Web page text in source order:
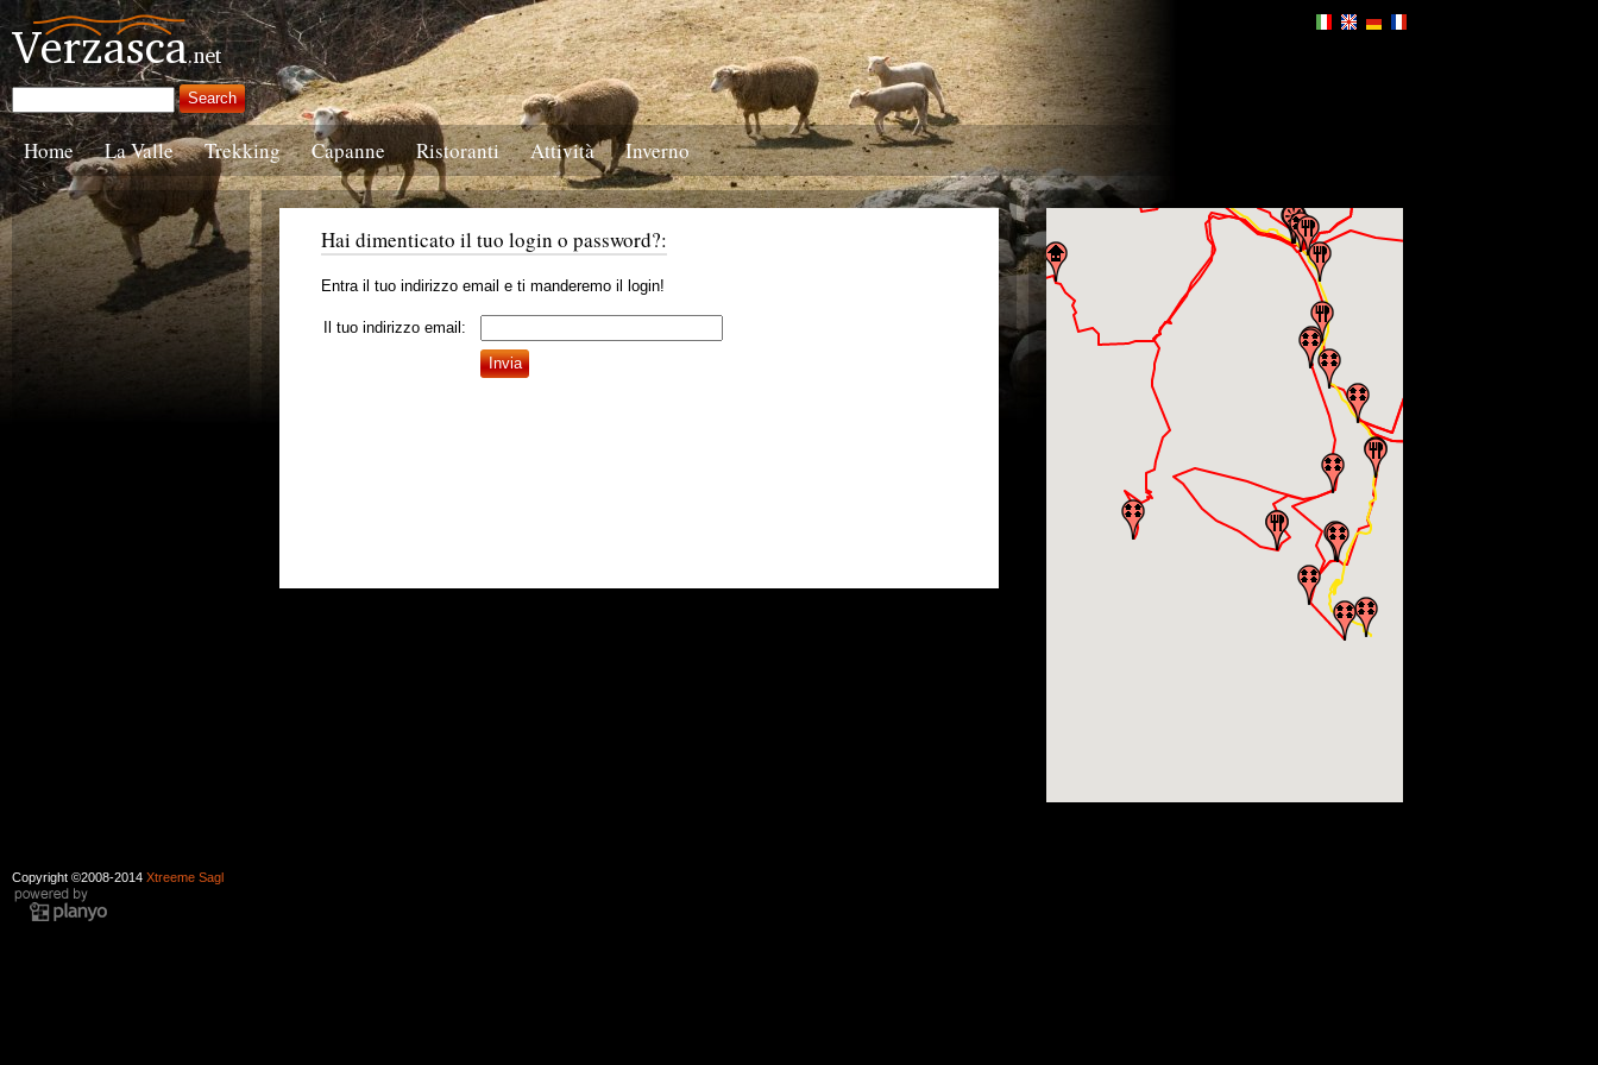
Home La Valle Trekking Capanne Ristoranti Attività Inverno
Hai dimenticato il tuo login o password?:
Entra il tuo indirizzo email e ti manderemo il login!
Il tuo indirizzo email:
Copyright ©2008-2014 Xtreeme Sagl